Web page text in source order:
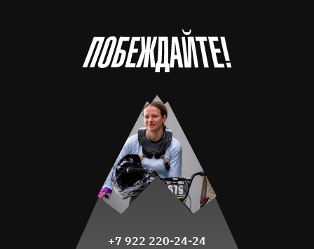
+7 922 220-24-24